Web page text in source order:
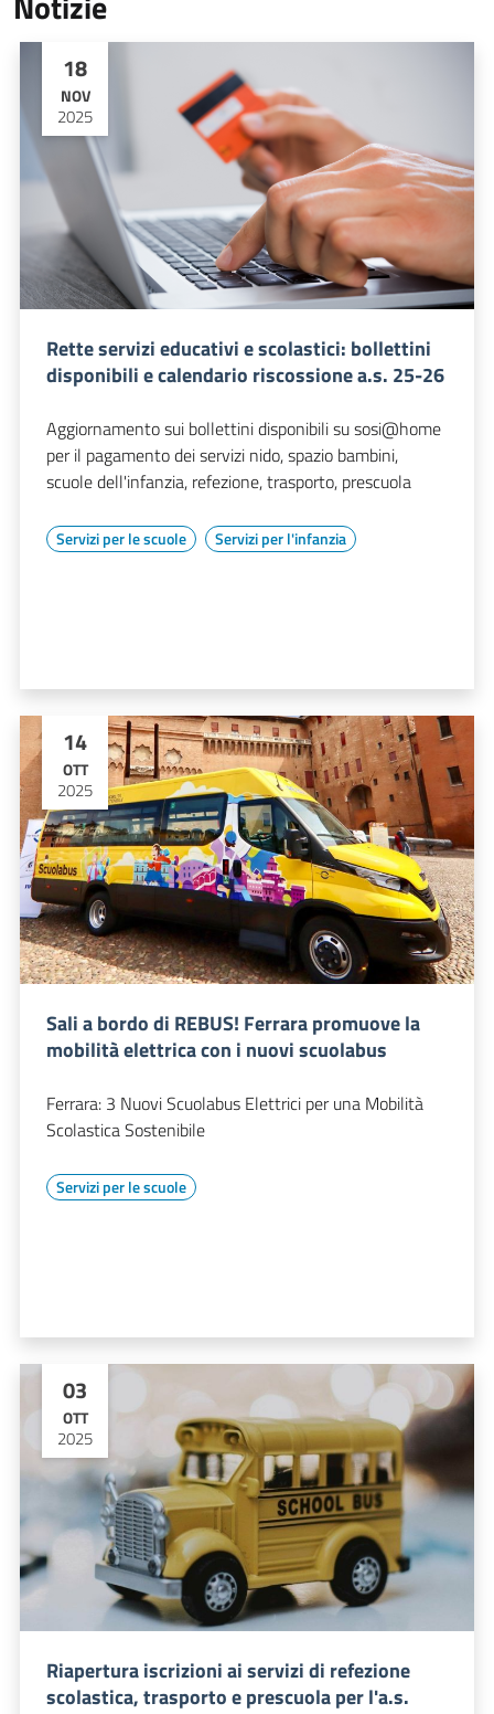
18
NOV
2025
Rette servizi educativi e scolastici: bollettini
disponibili e calendario riscossione a.s. 25-26
Aggiornamento sui bollettini disponibili su sosi@home
per il pagamento dei servizi nido, spazio bambini,
scuole dell'infanzia, refezione, trasporto, prescuola
Servizi per le scuole Servizi per l'infanzia
14
OTT
2025
Sali a bordo di REBUS! Ferrara promuove la
mobilità elettrica con i nuovi scuolabus
Ferrara: 3 Nuovi Scuolabus Elettrici per una Mobilità
Scolastica Sostenibile
Servizi per le scuole
03
OTT
2025
Riapertura iscrizioni ai servizi di refezione
scolastica, trasporto e prescuola per l'a.s.